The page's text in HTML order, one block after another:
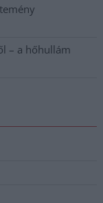
– a hőhullám